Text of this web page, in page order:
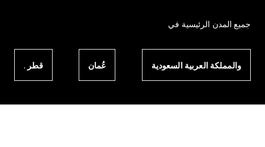
جميع المدن الرئيسية في
والمملكة العربية السعودية عُمان قطر .